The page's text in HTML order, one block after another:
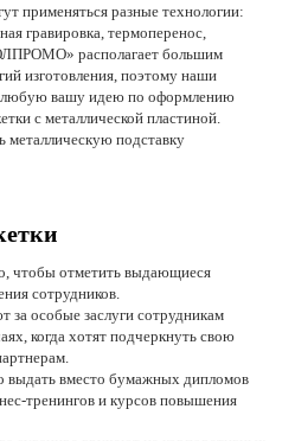
применяться разные технологии:
гравировка, термоперенос,
располагает большим
изготовления, поэтому наши
любую вашу идею по оформлению
с металлической пластиной.
подставку
чтобы отметить выдающиеся
сотрудников.
за особые заслуги сотрудникам
когда хотят подчеркнуть свою
выдать вместо бумажных дипломов
тренингов и курсов повышения